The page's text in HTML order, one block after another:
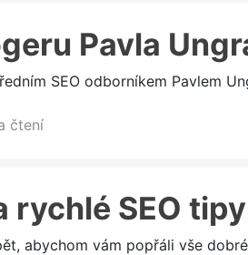
Pavla
SEO odborníkem Pavlem
čtení
rychlé SEO tipy
abychom vám popřáli vše